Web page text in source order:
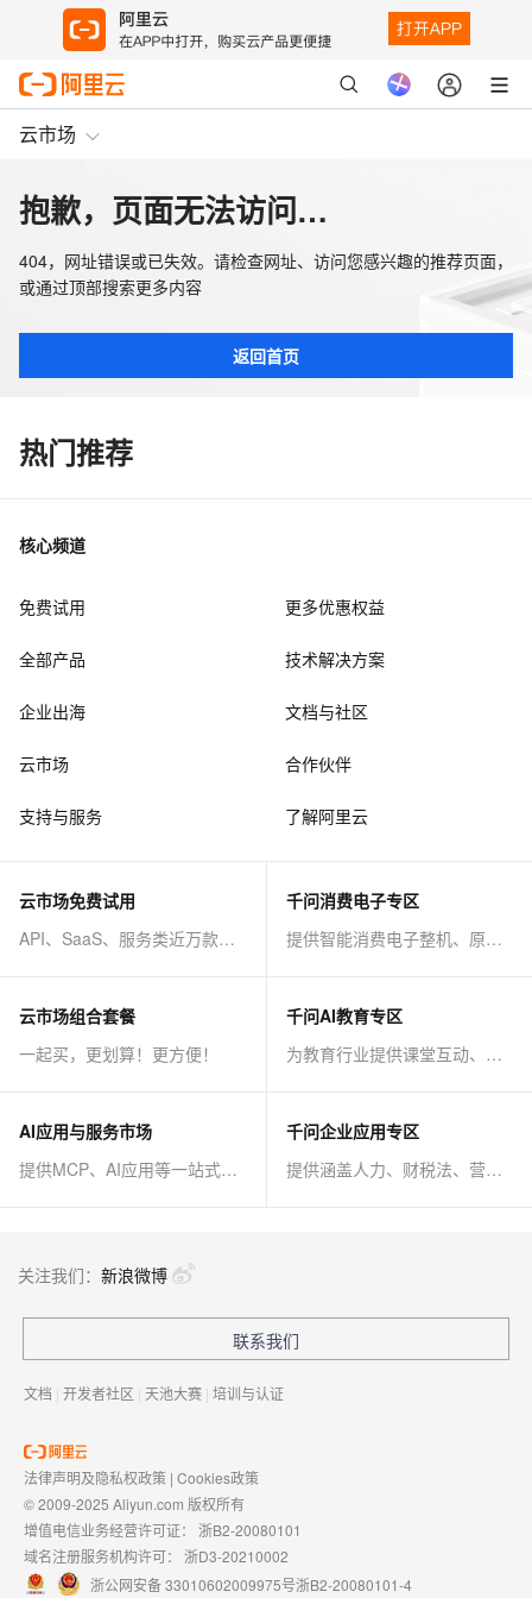
云市场
抱歉，页面无法访问…
404，网址错误或已失效。请检查网址、访问您感兴趣的推荐页面，
或通过顶部搜索更多内容
返回首页
热门推荐
核心频道
免费试用 更多优惠权益
全部产品 技术解决方案
企业出海 文档与社区
云市场 合作伙伴
支持与服务 了解阿里云
云市场免费试用
API、SaaS、服务类近万款商品免费试！
千问消费电子专区
提供智能消费电子整机、原子能力等AI方案
云市场组合套餐
一起买，更划算！更方便！
千问AI教育专区
为教育行业提供课堂互动、课程制作等AI方案
AI应用与服务市场
提供MCP、AI应用等一站式AI解决方案
千问企业应用专区
提供涵盖人力、财税法、营销、客服等AI方案
关注我们： 新浪微博
联系我们
文档 | 开发者社区 | 天池大赛 | 培训与认证
法律声明及隐私权政策 | Cookies政策
© 2009-2025 Aliyun.com 版权所有
增值电信业务经营许可证： 浙B2-20080101
域名注册服务机构许可： 浙D3-20210002
浙公网安备 33010602009975号浙B2-20080101-4